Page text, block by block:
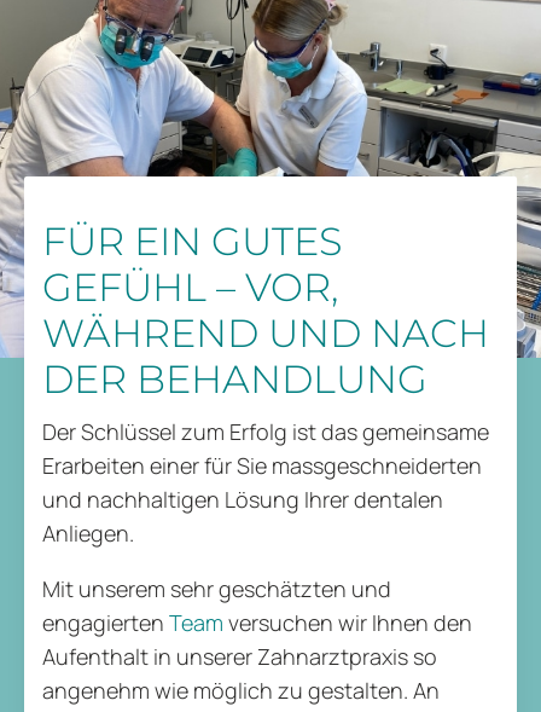
FÜR EIN GUTES
GEFÜHL – VOR,
WÄHREND UND NACH
DER BEHANDLUNG
Der Schlüssel zum Erfolg ist das gemeinsame
Erarbeiten einer für Sie massgeschneiderten
und nachhaltigen Lösung Ihrer dentalen
Anliegen.
Mit unserem sehr geschätzten und
engagierten Team versuchen wir Ihnen den
Aufenthalt in unserer Zahnarztpraxis so
angenehm wie möglich zu gestalten. An